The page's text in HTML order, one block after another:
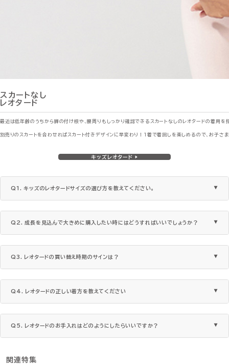
スカートなし
レオタード
最近は低年齢のうちから脚の付け根や、腰周りもしっかり確認できるスカートなしのレオタードの着用を
別売りのスカートを合わせればスカート付きデザインに早変わり！１着で着回しを楽しめるので、お子さ
キッズレオタード ▶
Q1. キッズのレオタードサイズの選び方を教えてください。
Q2. 成長を見込んで大きめに購入したい時にはどうすればいいでしょうか？
Q3. レオタードの買い替え時期のサインは？
Q4. レオタードの正しい着方を教えてください
Q5. レオタードのお手入れはどのようにしたらいいですか？
関連特集